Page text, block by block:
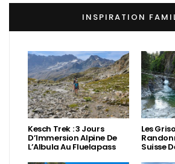
INSPIRATION
Kesch Trek : 3 Jours
D’Immersion Alpine De
L’Albula Au Fluelapass
Les
Suisse